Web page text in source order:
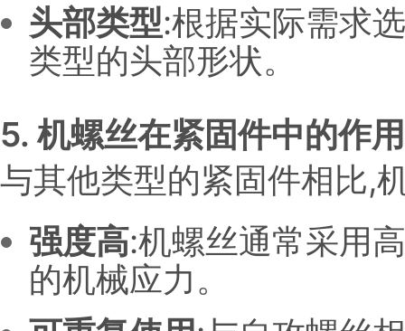
头部类型:根据实际需求
类型的头部形状。
5. 机螺丝在紧固件中的作用
与其他类型的紧固件相比,
强度高:机螺丝通常采用
的机械应力。